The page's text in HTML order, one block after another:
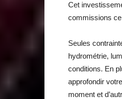
Cet
commissions ce
Seules
hydrométrie,
conditions. En
approfondir
moment et